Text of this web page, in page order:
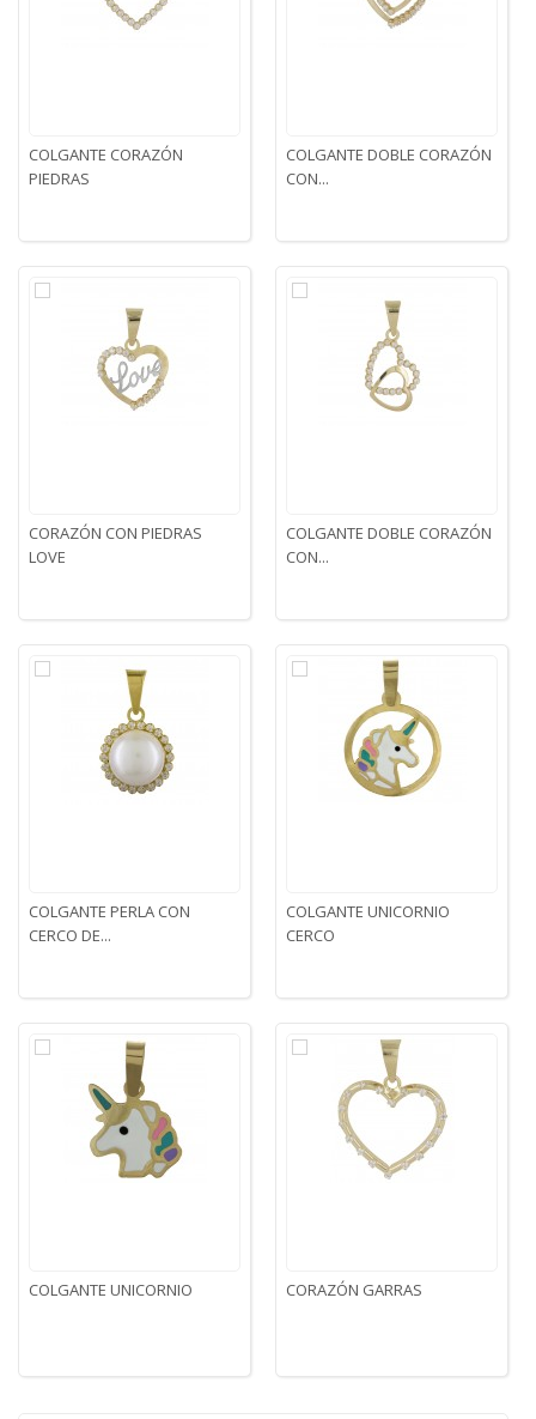
COLGANTE CORAZÓN
PIEDRAS
COLGANTE DOBLE CORAZÓN
CON...
CORAZÓN CON PIEDRAS
LOVE
COLGANTE DOBLE CORAZÓN
CON...
COLGANTE PERLA CON
CERCO DE...
COLGANTE UNICORNIO
CERCO
COLGANTE UNICORNIO CORAZÓN GARRAS